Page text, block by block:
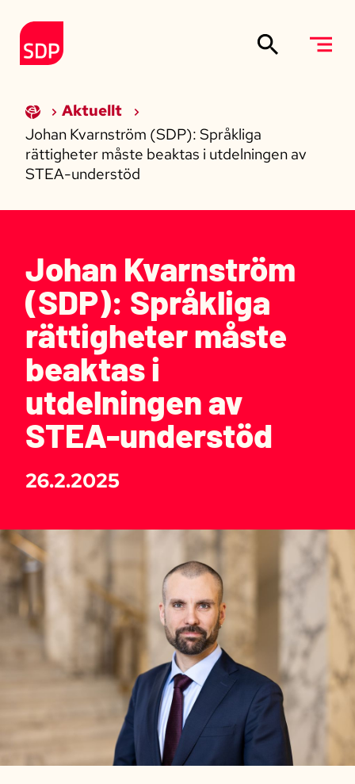
Till förstasidan
Aktuellt
Johan Kvarnström (SDP): Språkliga
rättigheter måste beaktas i utdelningen av
STEA-understöd
Johan Kvarnström
(SDP): Språkliga
rättigheter måste
beaktas i
utdelningen av
STEA-understöd
26.2.2025